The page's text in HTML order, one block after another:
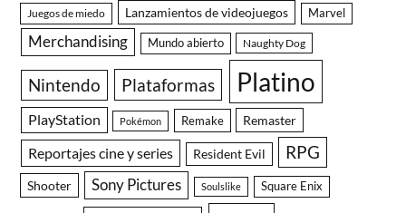
Juegos de miedo Lanzamientos de videojuegos Marvel
Merchandising Mundo abierto Naughty Dog
Nintendo Plataformas Platino
PlayStation Pokémon Remake Remaster
Reportajes cine y series Resident Evil RPG
Shooter Sony Pictures Soulslike Square Enix